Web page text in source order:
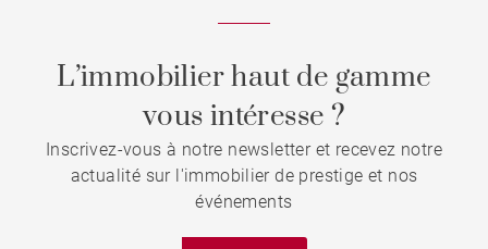
L’immobilier haut de gamme
vous intéresse ?
Inscrivez-vous à notre newsletter et recevez notre
actualité sur l'immobilier de prestige et nos
événements